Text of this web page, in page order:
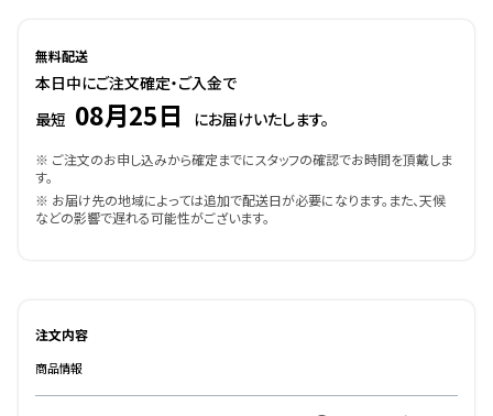
無料配送
本日中にご注文確定・ご入金で
最短 08月25日 にお届けいたします。
※ ご注文のお申し込みから確定までにスタッフの確認でお時間を頂戴しま
す。
※ お届け先の地域によっては追加で配送日が必要になります。また、天候
などの影響で遅れる可能性がございます。
注文内容
商品情報